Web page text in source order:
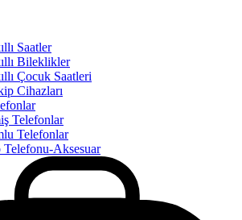
Saatler
Bileklikler
Çocuk Saatleri
Cihazları
Telefonlar
Telefonlar
Telefonu-Aksesuar